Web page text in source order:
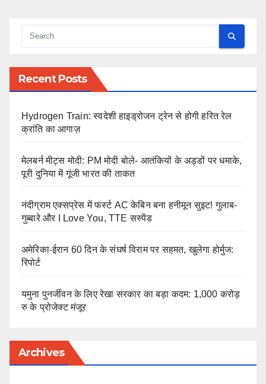
Recent Posts
Hydrogen Train: स्वदेशी हाइड्रोजन ट्रेन से होगी हरित रेल
क्रांति का आगाज़
मेलबर्न मीट्स मोदी: PM मोदी बोले- आतंकियों के अड्डों पर धमाके,
पूरी दुनिया में गूंजी भारत की ताकत
नंदीग्राम एक्सप्रेस में फर्स्ट AC केबिन बना हनीमून सुइट! गुलाब-
गुब्बारे और I Love You, TTE सस्पेंड
अमेरिका-ईरान 60 दिन के संघर्ष विराम पर सहमत, खुलेगा होर्मुज:
रिपोर्ट
यमुना पुनर्जीवन के लिए रेखा सरकार का बड़ा कदम: 1,000 करोड़
रु के प्रोजेक्ट मंजूर
Archives